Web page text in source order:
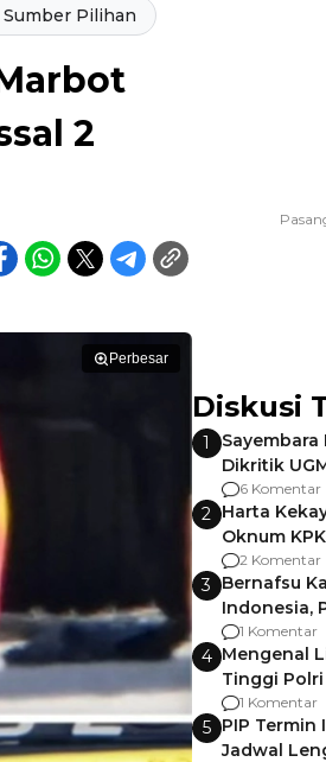
Sumber Pilihan
2
Perbesar
Diskusi
1
Sayembara
Dikritik
Gagalnya
6 Komentar
2 Harta
Oknum
Pemalang
2 Komentar
3 Bernafsu
Indonesia,
Berencana
1 Komentar
4 Mengenal
Tinggi
Usai Jadi
1 Komentar
5 PIP Termin
Jadwal